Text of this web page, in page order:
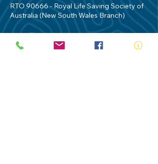
RTO 90666 - Royal Life Saving Society of
Australia (New South Wales Branch)